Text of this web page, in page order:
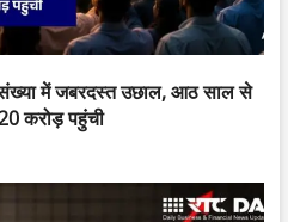
संख्या में जबरदस्त उछाल, आठ साल से
करोड़ पहुंची